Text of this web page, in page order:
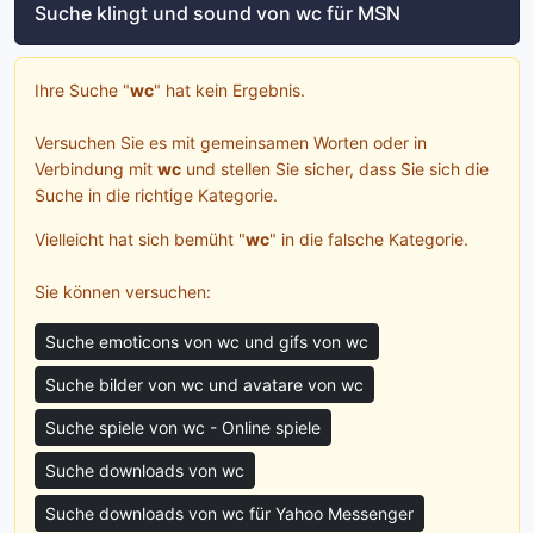
Suche klingt und sound von wc für MSN
Ihre Suche "wc" hat kein Ergebnis.
Versuchen Sie es mit gemeinsamen Worten oder in
Verbindung mit wc und stellen Sie sicher, dass Sie sich die
Suche in die richtige Kategorie.
Vielleicht hat sich bemüht "wc" in die falsche Kategorie.
Sie können versuchen:
Suche emoticons von wc und gifs von wc
Suche bilder von wc und avatare von wc
Suche spiele von wc - Online spiele
Suche downloads von wc
Suche downloads von wc für Yahoo Messenger